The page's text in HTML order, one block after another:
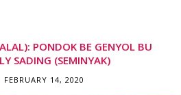
PONDOK BE GENYOL BU
SADING (SEMINYAK)
FEBRUARY 14, 2020